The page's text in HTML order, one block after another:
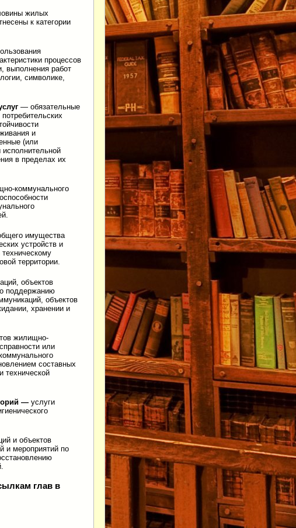
жилых
к категории
процессов
выполнения работ
символике,
— обязательные
и
(или
в пределах их
коммунального
имущества
устройств и
территории.
объектов
поддержанию
объектов
хранении и
жилищно-
или
составных
технической
— услуги
и объектов
и мероприятий по
глав в